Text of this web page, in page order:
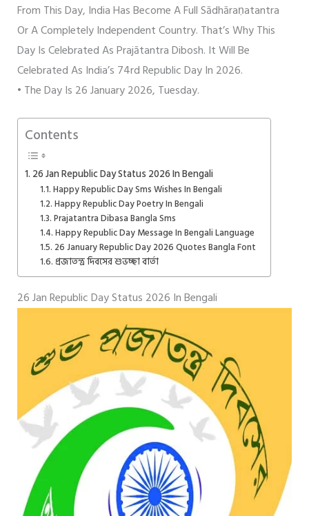
From This Day, India Has Become A Full Sādhāraṇatantra
Or A Completely Independent Country. That’s Why This
Day Is Celebrated As Prajātantra Dibosh. It Will Be
Celebrated As India’s 74rd Republic Day In 2026.
• The Day Is 26 January 2026, Tuesday.
Contents
26 Jan Republic Day Status 2026 In Bengali
Happy Republic Day Sms Wishes In Bengali
Happy Republic Day Poetry In Bengali
Prajatantra Dibasa Bangla Sms
Happy Republic Day Message In Bengali Language
26 January Republic Day 2026 Quotes Bangla Font
প্রজাতন্ত্র দিবসের শুভচ্ছা বার্তা
26 Jan Republic Day Status 2026 In Bengali